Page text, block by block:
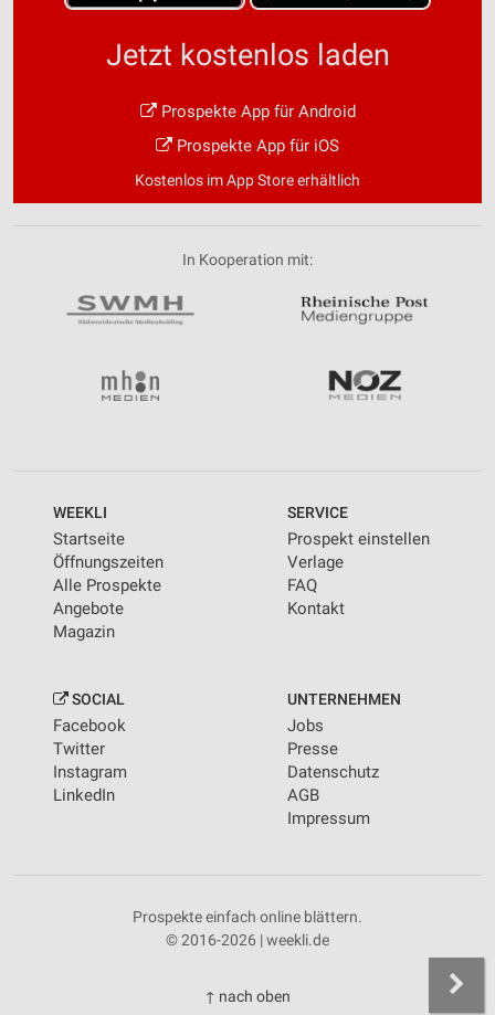
Jetzt kostenlos laden
Prospekte App für Android
Prospekte App für iOS
Kostenlos im App Store erhältlich
In Kooperation mit:
WEEKLI
Startseite
Öffnungszeiten
Alle Prospekte
Angebote
Magazin
SERVICE
Prospekt einstellen
Verlage
FAQ
Kontakt
SOCIAL
Facebook
Twitter
Instagram
LinkedIn
UNTERNEHMEN
Jobs
Presse
Datenschutz
AGB
Impressum
Prospekte einfach online blättern.
© 2016-2026 | weekli.de
↑ nach oben